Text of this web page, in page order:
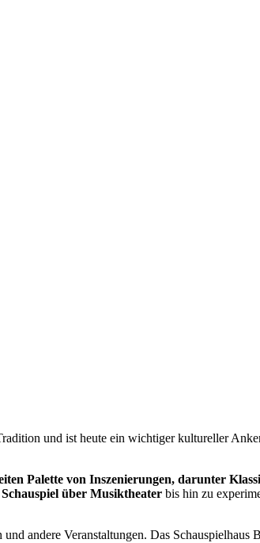
und ist heute ein wichtiger kultureller
Palette von Inszenierungen, darunter
über Musiktheater bis hin zu
andere Veranstaltungen. Das Schauspielhaus